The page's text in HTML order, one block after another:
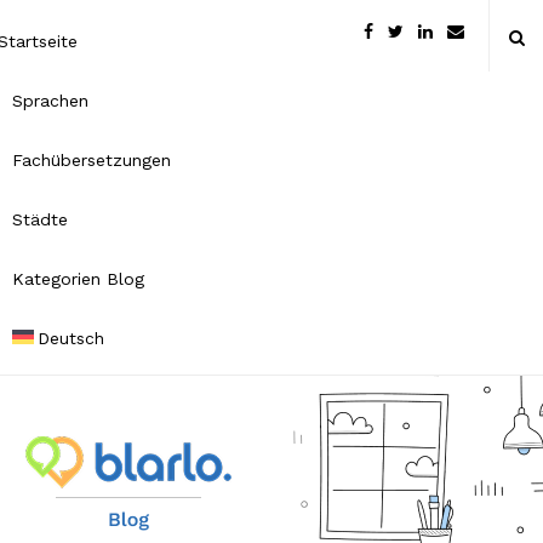
Sprachen
Fachübersetzungen
Städte
Kategorien Blog
Deutsch
B